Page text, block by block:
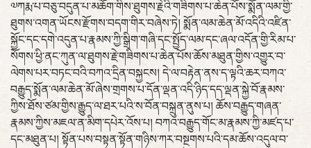
༧ཀརྨ་པ་བཅུ་བདུན་པ་མཆོག་གིས་ཐུགས་རྗེའི་གཟིགས་པ་ཆེན་པོས་སྨོན་ལམ་གྱི་
ཐུགས་འགན་ཡོངས་རྫོགས་བདག་གིར་བཞེས་ཏེ། སྨོན་ལམ་ཆེན་མོ་འདིའི་འཛིན་
སྐྱོང་དང་དགེ་འདུན་པ་རྣམས་ཀྱི་སྒྲིག་གཞི་དང་སྤྱོད་ལམ་དང་ཞལ་འདོན་གྱི་རིམ་པ་
སོགས་ཕྱི་ནང་ཀུན་ལ་ཐུགས་རྗེ་གཟིགས་པ་ཆེན་པོས་ཆོས་མཐུན་གྱིས་འགྱུར་བ་
ལེགས་པར་བཏང་བའི་བཀའ་དྲིན་བསྐྱངས། དེ་ལ་བརྟེན་ནས་ད་ལྟའི་ཆར་བཀའ་
བརྒྱུད་སྨོན་ལམ་ཆེན་མོ་ཞེས་གྲགས་པ་དོན་ལྡན་འདི་ཉིད་དད་ལྡན་སྐྱེ་བོ་རྣམས་
ཀྱིས་ཐོས་ཙམ་གྱིས་རྒྱུད་ལ་ཐར་པའི་ས་བོན་བསྐྲུན་ནུས་པ། ཆོས་བརྒྱུད་གཞན་
རྣམས་ཀྱིས་མཇལ་ན་མིག་དཔེར་འོས་པ། བཀའ་བརྒྱུད་གོང་མ་རྣམས་ཀྱི་མཛད་པ་
དང་མཐུན་པ། སྟོན་པས་བསྟན་སྟོན་གཉིས་ཀར་བསྔགས་པའི་དམ་ཆོས་འདུལ་བ་